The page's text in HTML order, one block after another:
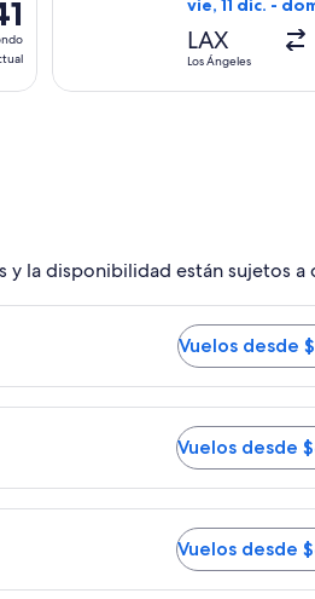
vie, 11 dic. -
LAX
Los Ángeles
la disponibilidad están sujetos a
trayecto en auto al centro es
Vuelos desde
en auto al centro es de 19
Vuelos desde
trayecto en auto al centro es
Vuelos desde